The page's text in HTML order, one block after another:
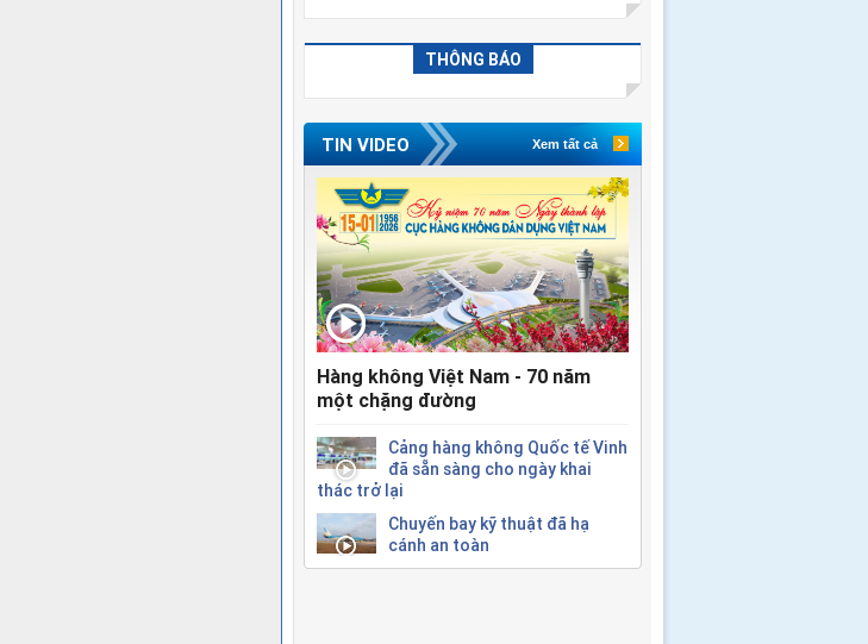
THÔNG BÁO
TIN VIDEO Xem tất cả
Hàng không Việt Nam - 70 năm
một chặng đường
Cảng hàng không Quốc tế Vinh
đã sẵn sàng cho ngày khai
thác trở lại
Chuyến bay kỹ thuật đã hạ
cánh an toàn